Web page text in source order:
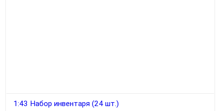
1:43 Набор инвентаря (24 шт.)